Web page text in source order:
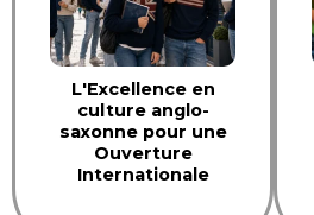
L'Excellence en
culture anglo-
saxonne pour une
Ouverture
Internationale